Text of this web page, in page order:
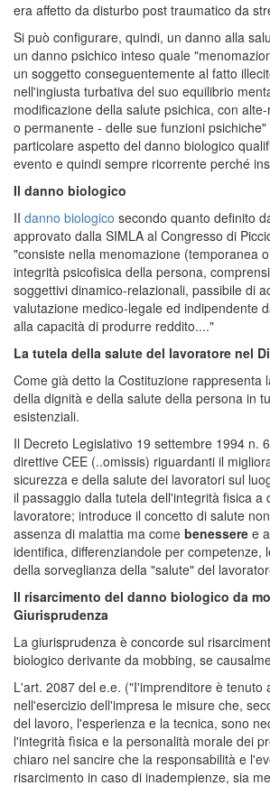
era affetto da disturbo post traumatico da
Si può configurare, quindi, un danno alla
un danno psichico inteso quale
un soggetto conseguentemente al fatto
nell'ingiusta turbativa del suo equilibrio
modificazione della salute psichica, con
o permanente - delle sue funzioni
particolare aspetto del danno biologico
evento e quindi sempre ricorrente perché
Il danno biologico
II danno biologico secondo quanto definito
approvato dalla SIMLA al Congresso di
"consiste nella menomazione (temporanea
integrità psicofisica della persona,
soggettivi dinamico-relazionali, passibile di
valutazione medico-legale ed indipendente
alla capacità di produrre reddito...."
La tutela della salute del lavoratore nel
Come già detto la Costituzione rappresenta
della dignità e della salute della persona in
esistenziali.
Il Decreto Legislativo 19 settembre 1994 n.
direttive CEE (..omissis) riguardanti il
sicurezza e della salute dei lavoratori sul
il passaggio dalla tutela dell'integrità fisica a
lavoratore; introduce il concetto di salute
assenza di malattia ma come benessere e
identifica, differenziandole per competenze,
della sorveglianza della "salute" del
Il risarcimento del danno biologico da
Giurisprudenza
La giurisprudenza è concorde sul
biologico derivante da mobbing, se
L'art. 2087 del e.e. ("I'imprenditore è tenuto
nell'esercizio dell'impresa le misure che,
del lavoro, l'esperienza e la tecnica, sono
l'integrità fìsica e la personalità morale dei
chiaro nel sancire che la responsabilità e
risarcimento in caso di inadempienze, sia